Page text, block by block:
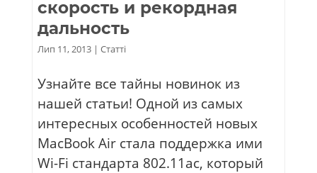
скорость и рекордная
дальность
Лип 11, 2013| Статті
Узнайте все тайны новинок из
нашей статьи! Одной из самых
интересных особенностей новых
MacBook Air стала поддержка ими
Wi-Fi стандарта 802.11ac, который